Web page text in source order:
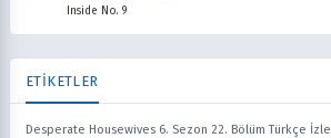
Inside No. 9
ETİKETLER
Desperate Housewives 6. Sezon 22. Bölüm Türkçe İzle